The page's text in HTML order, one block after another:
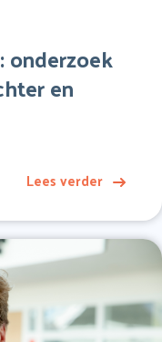
onderzoek
en
Lees verder